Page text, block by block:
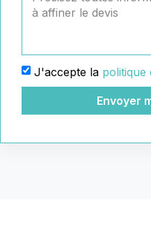
J'accepte la politique
Envoyer